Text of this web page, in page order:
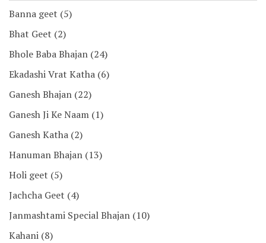
Banna geet (5)
Bhat Geet (2)
Bhole Baba Bhajan (24)
Ekadashi Vrat Katha (6)
Ganesh Bhajan (22)
Ganesh Ji Ke Naam (1)
Ganesh Katha (2)
Hanuman Bhajan (13)
Holi geet (5)
Jachcha Geet (4)
Janmashtami Special Bhajan (10)
Kahani (8)